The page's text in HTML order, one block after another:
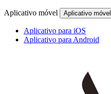
Aplicativo móvel Aplicativo móvel
Aplicativo para iOS
Aplicativo para Android